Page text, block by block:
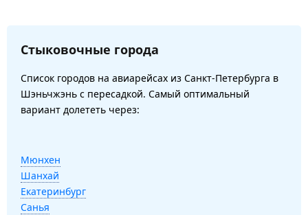
Стыковочные города
Список городов на авиарейсах из Санкт-Петербурга в
Шэньчжэнь с пересадкой. Самый оптимальный
вариант долететь через:
Мюнхен
Шанхай
Екатеринбург
Санья